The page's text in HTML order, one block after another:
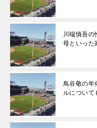
川端慎吾の
母といった
鳥谷敬の年
ルについて